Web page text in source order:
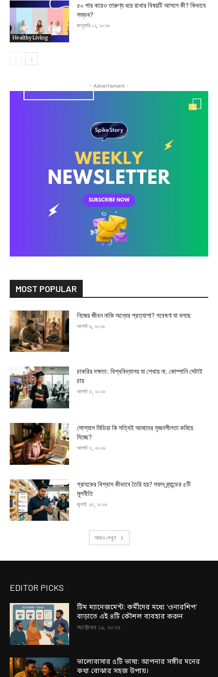
Healthy Living
৫০ পার করেও তারুণ্য ধরে রাখার বিষয়টি আসলে কী? কিভাবে
সম্ভব?
জানুয়ারি ১২, ২০২৬
- Advertisment -
MOST POPULAR
নিজের জীবন নাকি অন্যের প্রত্যাশা? গবেষণা যা বলছে
আগস্ট ৬, ২০২৬
চাকরির দক্ষতা: বিশ্ববিদ্যালয় যা শেখায় না, কোম্পানি সেটাই
চায়
আগস্ট ৫, ২০২৬
সোশ্যাল মিডিয়া কি সত্যিই আমাদের সৃজনশীলতা কমিয়ে
দিচ্ছে?
আগস্ট ৩, ২০২৬
গ্রাহকের বিশ্বাস কীভাবে তৈরি হয়? সফল ব্র্যান্ডের ৫টি
মূলনীতি
জুলাই ২৫, ২০২৬
আরও দেখুন
EDITOR PICKS
টিম ম্যানেজমেন্ট: কর্মীদের মধ্যে ‘ওনারশিপ’
বাড়াতে এই ৪টি কৌশল ব্যবহার করুন
অক্টোবর ১৯, ২০২৫
ভালোবাসার ৫টি ভাষা: আপনার সঙ্গীর মনের
কথা বোঝার সহজ উপায়।